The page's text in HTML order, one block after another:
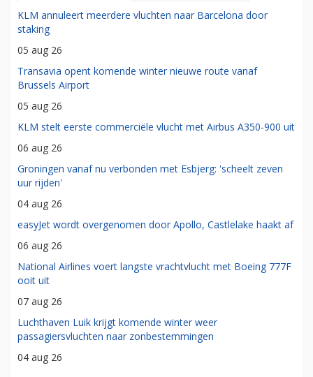
KLM annuleert meerdere vluchten naar Barcelona door
staking
05 aug 26
Transavia opent komende winter nieuwe route vanaf
Brussels Airport
05 aug 26
KLM stelt eerste commerciële vlucht met Airbus A350-900 uit
06 aug 26
Groningen vanaf nu verbonden met Esbjerg: 'scheelt zeven
uur rijden'
04 aug 26
easyJet wordt overgenomen door Apollo, Castlelake haakt af
06 aug 26
National Airlines voert langste vrachtvlucht met Boeing 777F
ooit uit
07 aug 26
Luchthaven Luik krijgt komende winter weer
passagiersvluchten naar zonbestemmingen
04 aug 26